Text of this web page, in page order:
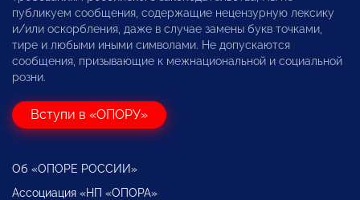
публикуем сообщения, содержащие нецензурную лексику
и/или оскорбления, даже в случае замены букв точками,
тире и любыми иными символами. Не допускаются
сообщения, призывающие к межнациональной и социальной
розни.
Вступи в «ОПОРУ»
Об «ОПОРЕ РОССИИ»
Ассоциация «НП «ОПОРА»